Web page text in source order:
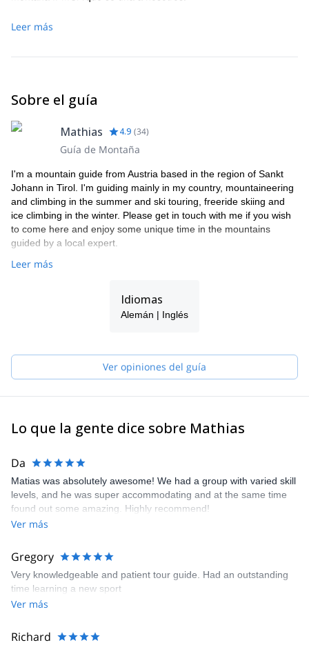
Leer más
Sobre el guía
Mathias 4.9 (34)
Guía de Montaña
I'm a mountain guide from Austria based in the region of Sankt
Johann in Tirol. I'm guiding mainly in my country, mountaineering
and climbing in the summer and ski touring, freeride skiing and
ice climbing in the winter. Please get in touch with me if you wish
to come here and enjoy some unique time in the mountains
guided by a local expert.
Leer más
Idiomas
Alemán | Inglés
Ver opiniones del guía
Lo que la gente dice sobre Mathias
Da
Matias was absolutely awesome! We had a group with varied skill
levels, and he was super accommodating and at the same time
found out some amazing. Highly recommend!
Ver más
Gregory
Very knowledgeable and patient tour guide. Had an outstanding
time learning a new sport
Ver más
Richard